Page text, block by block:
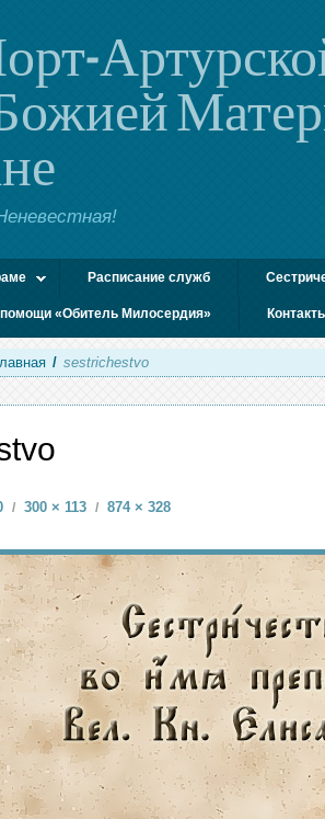
Расписание служб
помощи «Обитель Милосердия»
/ sestrichestvo
/ 300 × 113 / 874 × 328